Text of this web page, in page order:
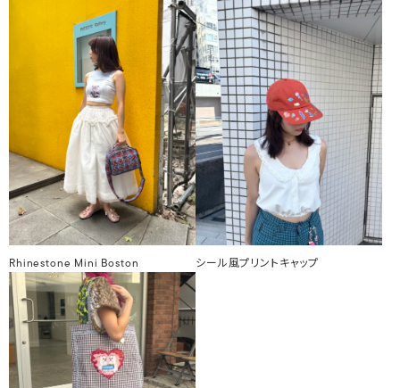
Rhinestone Mini Boston シール風プリントキャップ